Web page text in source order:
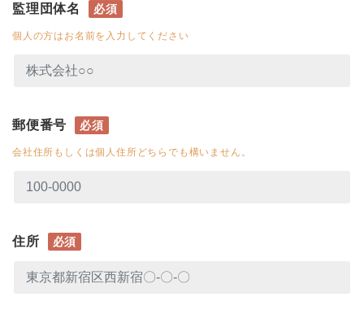
監理団体名 必須
個人の方はお名前を入力してください
郵便番号 必須
会社住所もしくは個人住所どちらでも構いません。
住所 必須